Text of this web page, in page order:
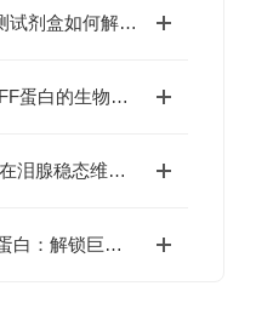
细胞因子检测试剂盒如何解码免疫调控网络？
重组小鼠BAFF蛋白的生物学特性及科研应用价值
小鼠FGF-10在泪腺稳态维持与干眼症干预中的价值
人源M-CSF蛋白：解锁巨噬细胞研究与肿瘤免疫的科研密钥